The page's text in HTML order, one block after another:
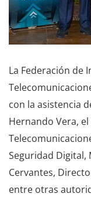
La Federación de
con la asistencia
Hernando Vera,
Seguridad Digital,
Cervantes,
entre otras